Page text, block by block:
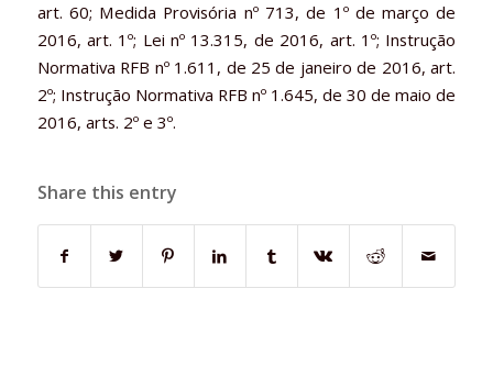
art. 60; Medida Provisória nº 713, de 1º de março de
2016, art. 1º; Lei nº 13.315, de 2016, art. 1º; Instrução
Normativa RFB nº 1.611, de 25 de janeiro de 2016, art.
2º; Instrução Normativa RFB nº 1.645, de 30 de maio de
2016, arts. 2º e 3º.
Share this entry